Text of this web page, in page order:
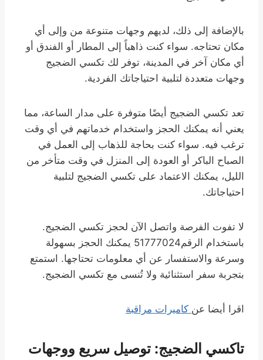
بالإضافة إلى ذلك، لديهم وجهات متنوعة من وإلى أي
مكان تحتاجه. سواء كنت ذاهباً إلى المطار أو الفندق أو
أي مكان آخر في المدينة، توفر لك تكسي الضجيج
وجهات متعددة لتلبية احتياجاتك الفردية.
تعد تكسي الضجيج أيضًا متوفرة على مدار الساعة، مما
يعني أنه يمكنك الحجز واستخدام خدماتهم في أي وقت
ترغب فيه. سواء كنت بحاجة للذهاب إلى العمل في
الصباح الباكر أو العودة إلى المنزل في وقت متأخر من
الليل، يمكنك الاعتماد على تكسي الضجيج لتلبية
احتياجاتك.
لا تفوت الفرصة واتصل الآن لحجز تكسي الضجيج.
باستخدام الرقم51777024 يمكنك الحجز بسهولة
وسرعة والاستفسار عن أي معلومات تحتاجها. استمتع
بتجربة سفر استثنائية ولا تُنسى مع تكسي الضجيج.
اقرا أيضا عن كاميرات مراقبة
تاكسي الضجيج: توصيل سريع ووجهات